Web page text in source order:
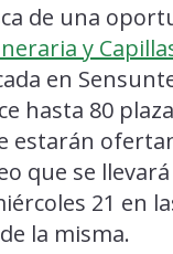
de una
y
en
hasta 80
estarán
que se
21 en
la misma.